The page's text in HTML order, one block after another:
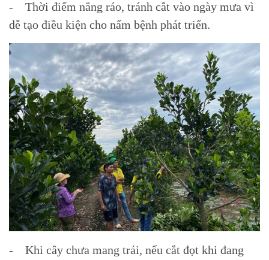
- Thời điểm nắng ráo, tránh cắt vào ngày mưa vì
dễ tạo điều kiện cho nấm bệnh phát triển.
- Khi cây chưa mang trái, nếu cắt đọt khi đang